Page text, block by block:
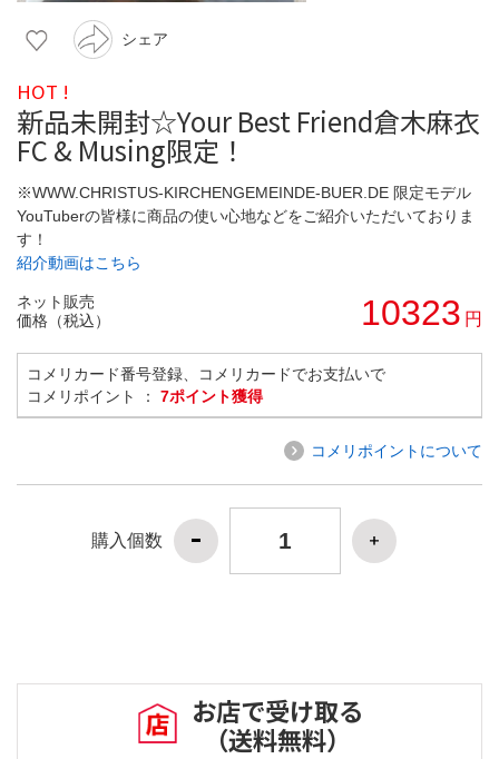
シェア
HOT !
新品未開封☆Your Best Friend倉木麻衣
FC & Musing限定！
※WWW.CHRISTUS-KIRCHENGEMEINDE-BUER.DE 限定モデル
YouTuberの皆様に商品の使い心地などをご紹介いただいておりま
す！
紹介動画はこちら
ネット販売
価格（税込）
10323 円
コメリカード番号登録、コメリカードでお支払いで
コメリポイント ： 7ポイント獲得
コメリポイントについて
購入個数
お店で受け取る
（送料無料）